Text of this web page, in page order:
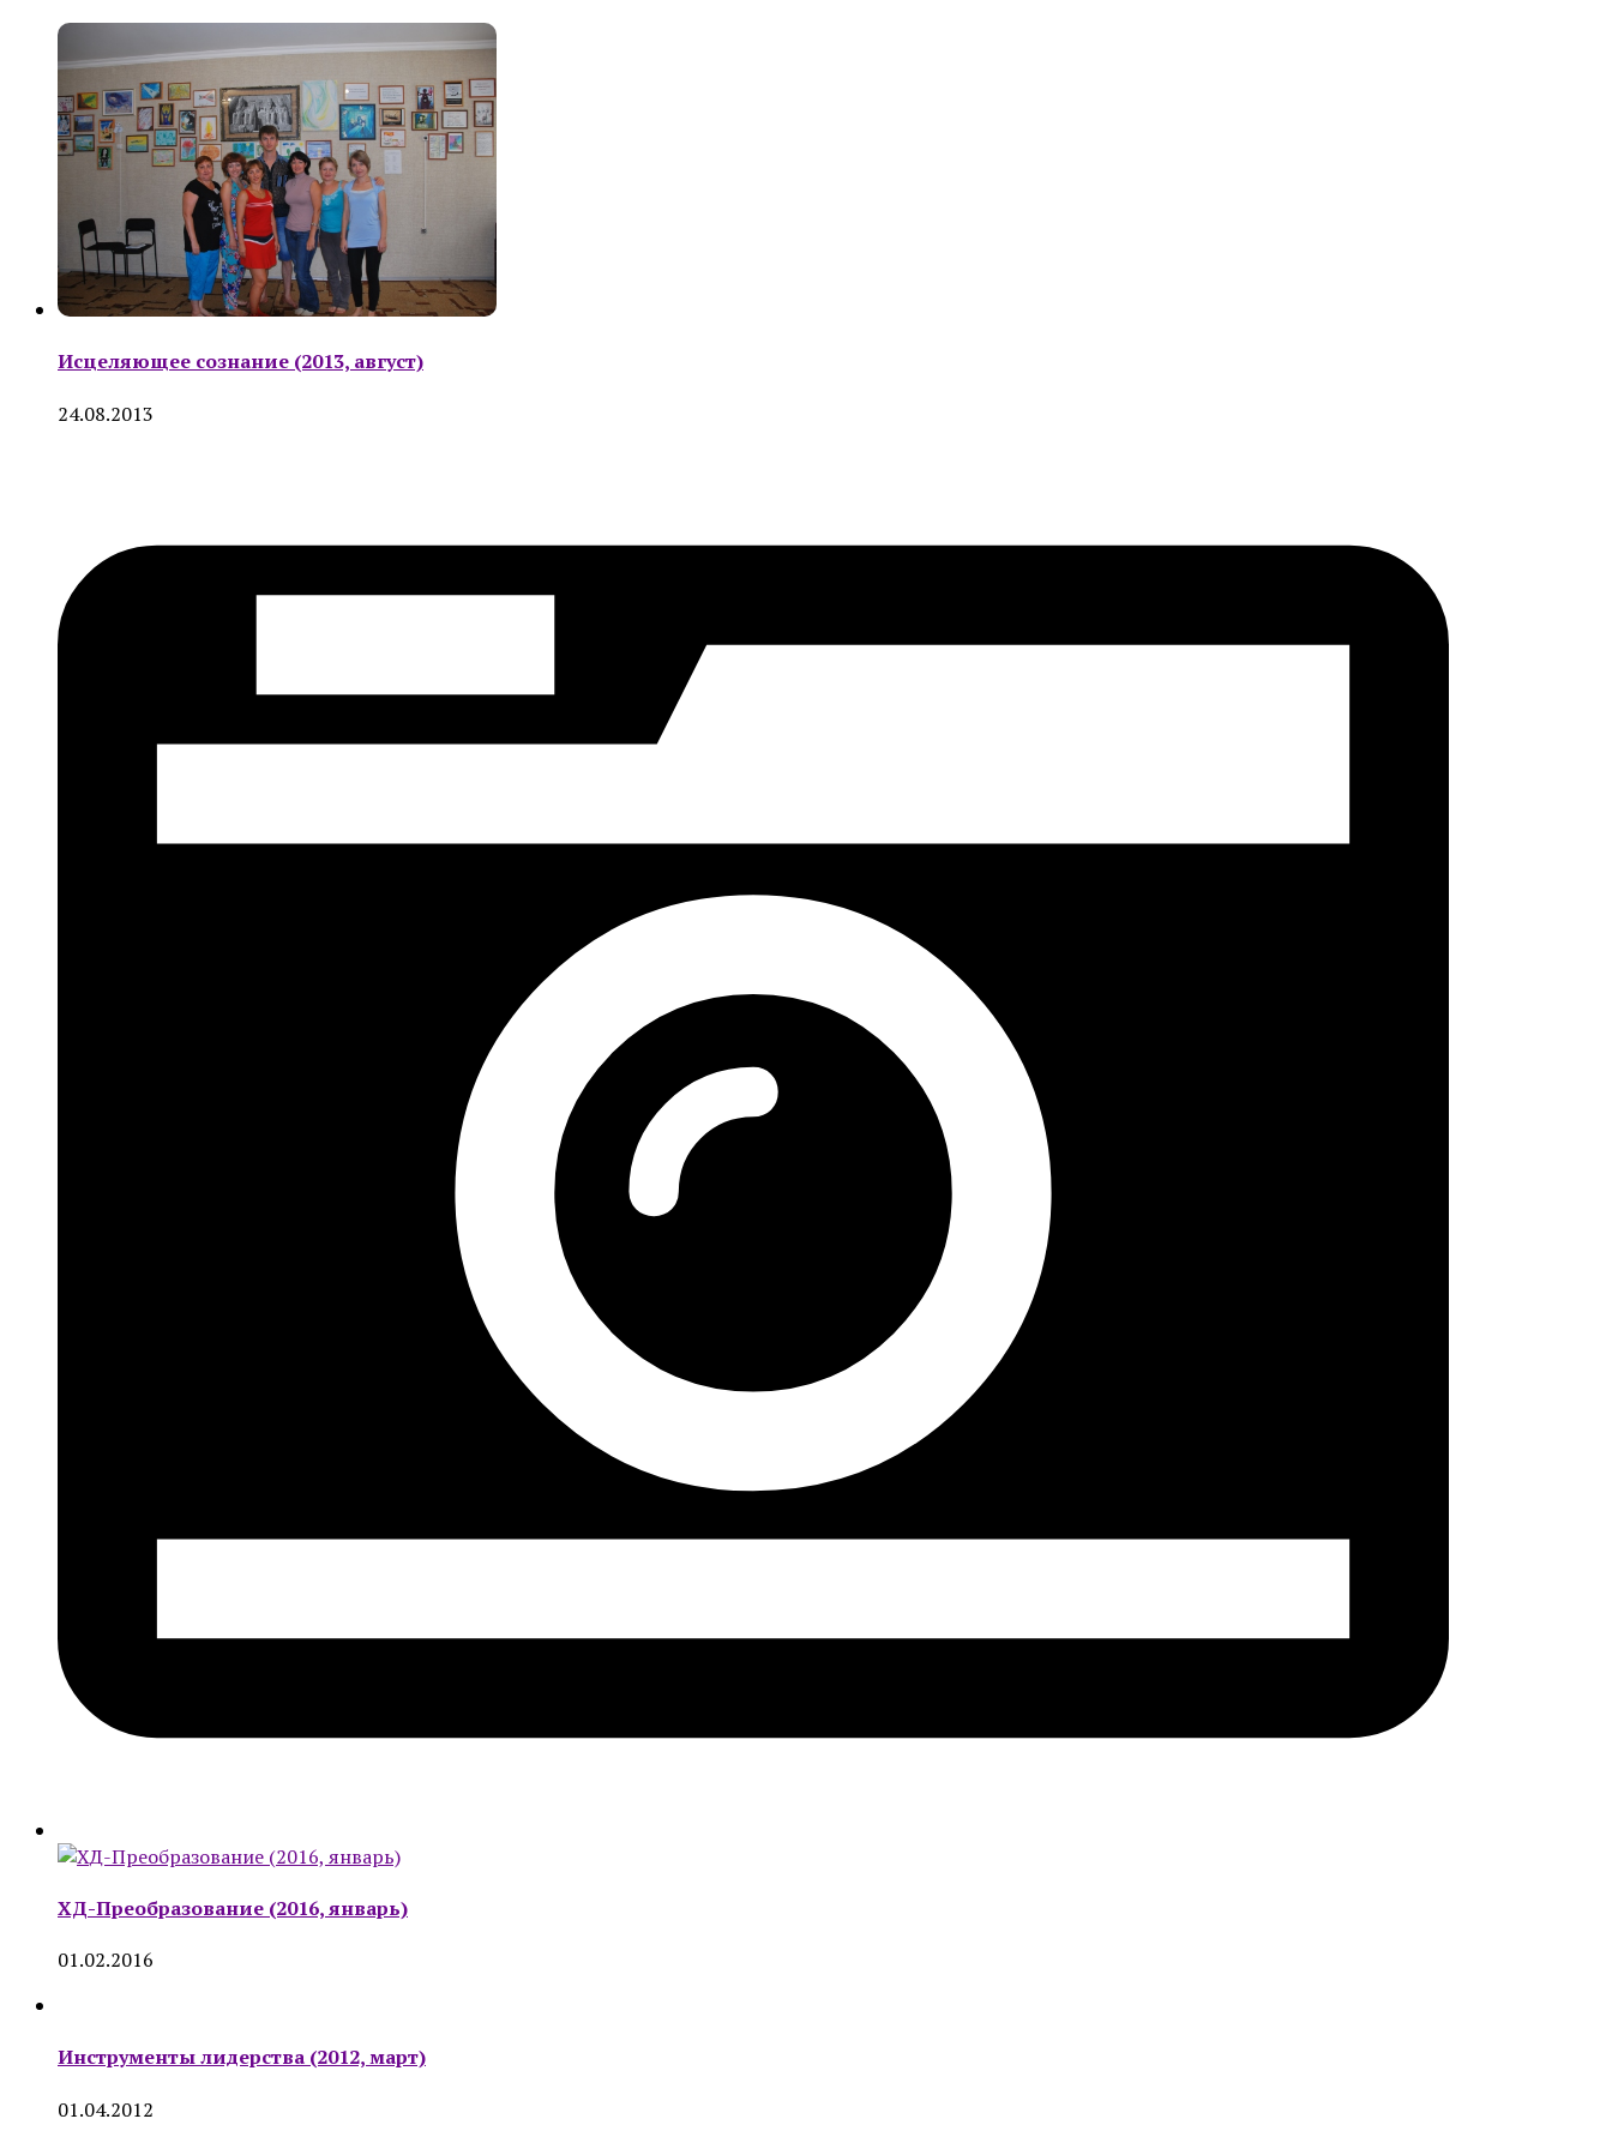
Исцеляющее сознание (2013, август)
24.08.2013
ХД-Преобразование (2016, январь)
01.02.2016
Инструменты лидерства (2012, март)
01.04.2012